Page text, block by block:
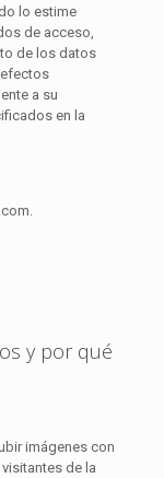
lo estime
de acceso,
de los datos
a su
en la
y por qué
imágenes con
de la